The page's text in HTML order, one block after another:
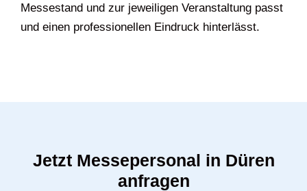
Messestand und zur jeweiligen Veranstaltung passt
und einen professionellen Eindruck hinterlässt.
Jetzt Messepersonal in Düren
anfragen